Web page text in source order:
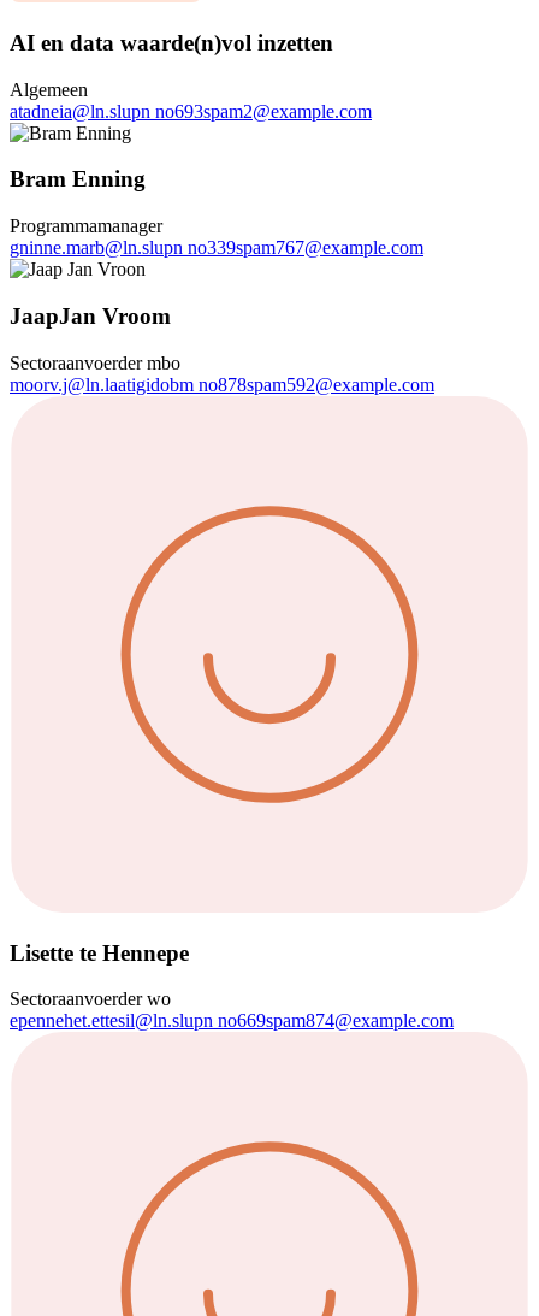
AI en data waarde(n)vol inzetten
Algemeen
atadneia@ln.slupn no693spam2@example.com
Bram Enning
Programmamanager
gninne.marb@ln.slupn no339spam767@example.com
JaapJan Vroom
Sectoraanvoerder mbo
moorv.j@ln.laatigidobm no878spam592@example.com
Lisette te Hennepe
Sectoraanvoerder wo
epennehet.ettesil@ln.slupn no669spam874@example.com